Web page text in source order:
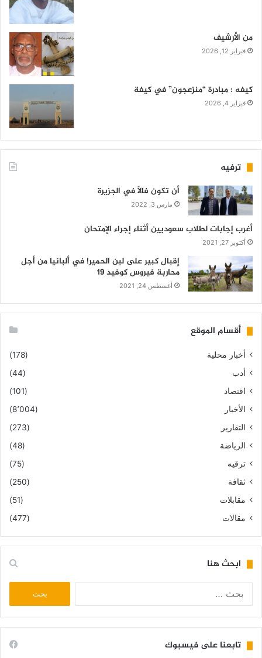
من الأرشيف
فبراير 12, 2026
كيفه : مبادرة “منزعجون” في كيفة
فبراير 4, 2026
ترفيه
أن تكون فالاً في الجزيرة
مارس 3, 2022
أغرب إجابات لطلاب سعوديين أثناء إجراء الإمتحان
أكتوبر 27, 2021
إقبال كبير على لبن الحمير! في ألبانيا من أجل
محاربة فيروس كوفيد 19
أغسطس 24, 2021
أقسام الموقع
أخبار محلية
(178)
أدب
(44)
اقتصاد
(101)
الأخبار
(8٬004)
التقارير
(273)
الرياضة
(48)
ترقيه
(75)
ثقافة
(250)
مقابلات
(51)
مقالات
(477)
ابحث هنا
تابعنا على فيسبوك